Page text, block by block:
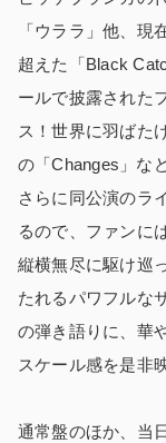
「ウララ」他、現
超えた「Black
ールで披露された
ス！世界に羽ばた
の「Changes」な
さらに同公演のラ
るので、ファンに
縦横無尽に駆け巡
たれるパワフルな
の弾き語りに、華
スケール感を是非
通常盤のほか、当